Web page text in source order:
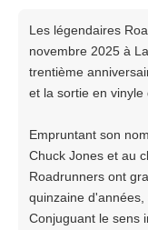
Les légendaires
novembre 2025 à
trentième
et la sortie en vinyle
Empruntant son
Chuck Jones et au
Roadrunners ont
quinzaine d'années,
Conjuguant le sens